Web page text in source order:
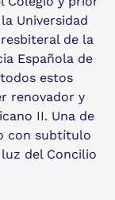
Universidad
de la
Española de
todos estos
renovador y
II. Una de
con subtítulo
del Concilio